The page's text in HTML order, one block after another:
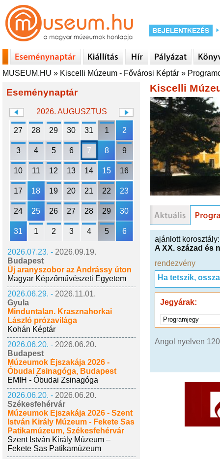
MUSEUM.HU » Kiscelli Múzeum - Fővárosi Képtár »
Eseménynaptár
2026. AUGUSZTUS
27 28 29 30 31 1 2
3 4 5 6 7 8 9
10 11 12 13 14 15 16
17 18 19 20 21 22 23
24 25 26 27 28 29 30
31 1 2 3 4 5 6
2026.07.23. - 2026.09.19.
Budapest
Új aranyszobor az Andrássy úton
Magyar Képzőművészeti Egyetem
2026.06.29. - 2026.11.01.
Gyula
Minduntalan. Krasznahorkai
László prózavilága
Kohán Képtár
2026.06.20. - 2026.06.20.
Budapest
Múzeumok Éjszakája 2026 -
Óbudai Zsinagóga, Budapest
EMIH - Óbudai Zsinagóga
2026.06.20. - 2026.06.20.
Székesfehérvár
Múzeumok Éjszakája 2026 - Szent
István Király Múzeum - Fekete Sas
Patikamúzeum, Székesfehérvár
Szent István Király Múzeum –
Fekete Sas Patikamúzeum
Kiscelli
ajánlott
A XX. század és
rendezvény
Ha tetszik,
Jegyárak:
Programjegy
Angol nyelven